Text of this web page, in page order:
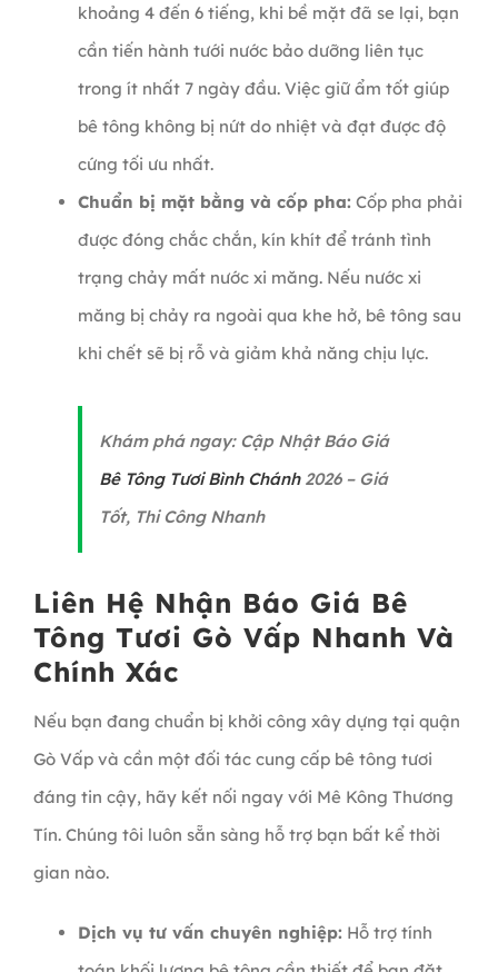
khoảng 4 đến 6 tiếng, khi bề mặt đã se lại, bạn
cần tiến hành tưới nước bảo dưỡng liên tục
trong ít nhất 7 ngày đầu. Việc giữ ẩm tốt giúp
bê tông không bị nứt do nhiệt và đạt được độ
cứng tối ưu nhất.
Chuẩn bị mặt bằng và cốp pha: Cốp pha phải
được đóng chắc chắn, kín khít để tránh tình
trạng chảy mất nước xi măng. Nếu nước xi
măng bị chảy ra ngoài qua khe hở, bê tông sau
khi chết sẽ bị rỗ và giảm khả năng chịu lực.
Khám phá ngay: Cập Nhật Báo Giá
Bê Tông Tươi Bình Chánh2026 – Giá
Tốt, Thi Công Nhanh
Liên Hệ Nhận Báo Giá Bê
Tông Tươi Gò Vấp Nhanh Và
Chính Xác
Nếu bạn đang chuẩn bị khởi công xây dựng tại quận
Gò Vấp và cần một đối tác cung cấp bê tông tươi
đáng tin cậy, hãy kết nối ngay với Mê Kông Thương
Tín. Chúng tôi luôn sẵn sàng hỗ trợ bạn bất kể thời
gian nào.
Dịch vụ tư vấn chuyên nghiệp: Hỗ trợ tính